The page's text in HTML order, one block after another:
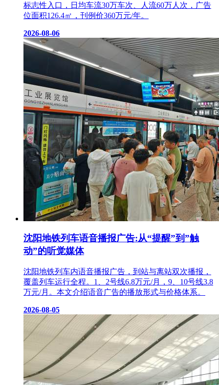
标志性入口，日均车流30万车次、人流60万人次，广告
位面积126.4㎡，刊例价360万元/年。
2026-08-06
沈阳地铁列车语音播报广告:从“提醒”到”触
动”的听觉媒体
沈阳地铁列车内语音播报广告，到站与离站双次播报，
覆盖列车运行全程。1、2号线6.8万元/月，9、10号线3.8
万元/月。本文介绍语音广告的播放形式与价格体系。
2026-08-05